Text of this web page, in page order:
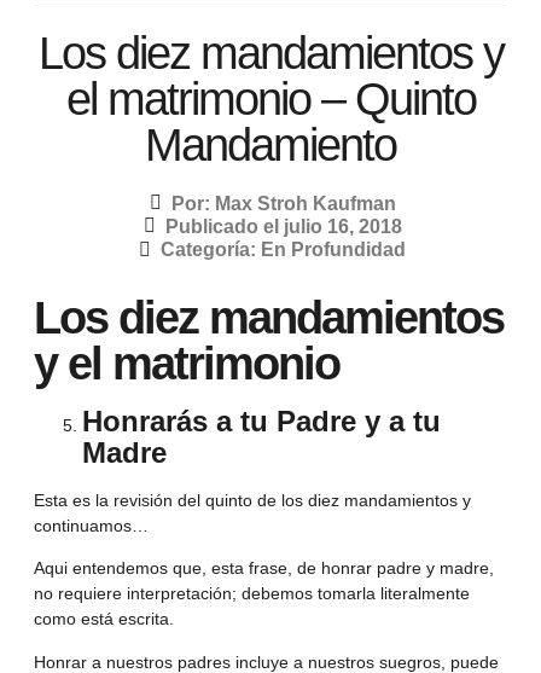
Los diez mandamientos y
el matrimonio – Quinto
Mandamiento
Por: Max Stroh Kaufman
Publicado el julio 16, 2018
Categoría: En Profundidad
Los diez mandamientos
y el matrimonio
Honrarás a tu Padre y a tu
Madre
Esta es la revisión del quinto de los diez mandamientos y
continuamos…
Aqui entendemos que, esta frase, de honrar padre y madre,
no requiere interpretación; debemos tomarla literalmente
como está escrita.
Honrar a nuestros padres incluye a nuestros suegros, puede